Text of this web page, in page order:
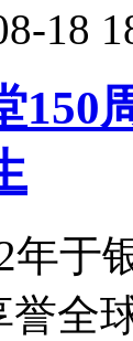
18
150
年于
誉全